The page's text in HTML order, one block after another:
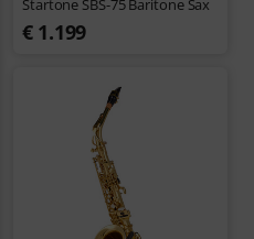
Startone SBS-75 Baritone Sax
€ 1.199